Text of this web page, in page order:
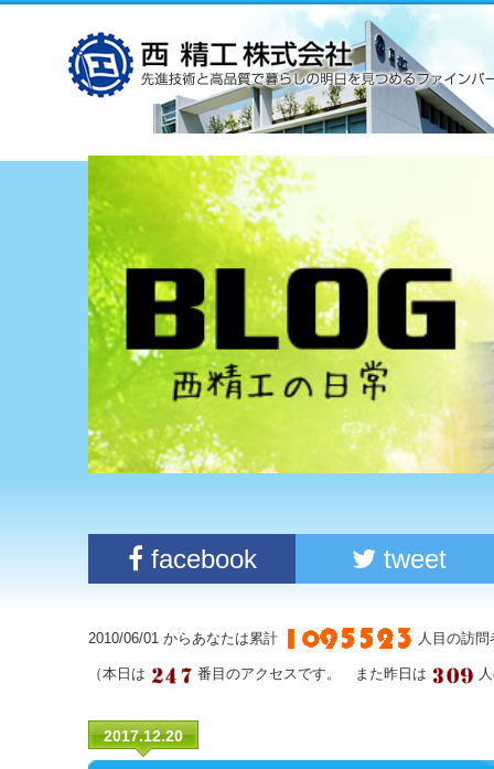
facebook tweet
2010/06/01 からあなたは累計 人目の訪
（本日は 番目のアクセスです。 また昨日は
2017.12.20